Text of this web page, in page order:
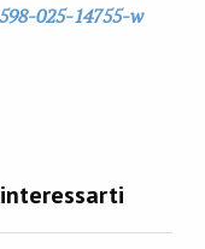
025-14755-w